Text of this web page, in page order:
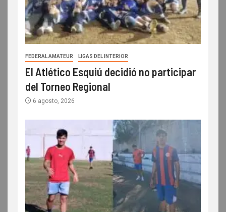
FEDERAL AMATEUR LIGAS DEL INTERIOR
El Atlético Esquiú decidió no participar
del Torneo Regional
6 agosto, 2026